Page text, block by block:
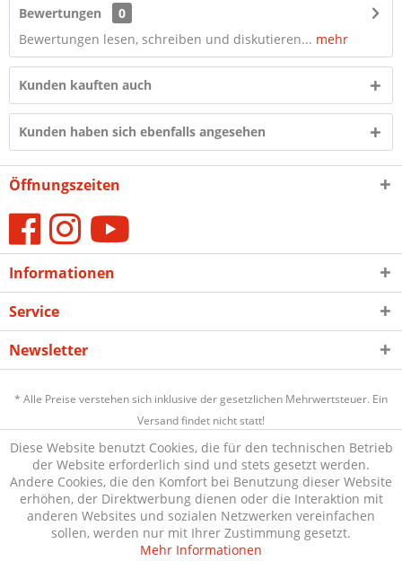
Bewertungen
0
Bewertungen lesen, schreiben und diskutieren... mehr
Kunden kauften auch
Kunden haben sich ebenfalls angesehen
Öffnungszeiten
Informationen
Service
Newsletter
* Alle Preise verstehen sich inklusive der gesetzlichen Mehrwertsteuer. Ein
Versand findet nicht statt!
Diese Website benutzt Cookies, die für den technischen Betrieb
der Website erforderlich sind und stets gesetzt werden.
Andere Cookies, die den Komfort bei Benutzung dieser Website
erhöhen, der Direktwerbung dienen oder die Interaktion mit
anderen Websites und sozialen Netzwerken vereinfachen
sollen, werden nur mit Ihrer Zustimmung gesetzt.
Mehr Informationen